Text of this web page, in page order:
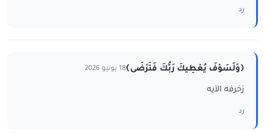
رد
﴿وَلَسَوْفَ يُعْطِيكَ رَبُّكَ فَتَرْضَى﴾18 يونيو 2026
زخرفه الآيه
رد